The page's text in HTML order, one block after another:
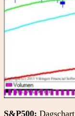
S&P500: Dagschart